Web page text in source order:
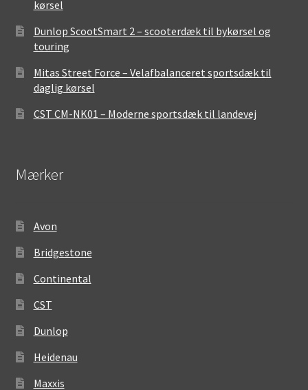
kørsel
Dunlop ScootSmart 2 – scooterdæk til bykørsel og
touring
Mitas Street Force – Velafbalanceret sportsdæk til
daglig kørsel
CST CM-NK01 – Moderne sportsdæk til landevej
Mærker
Avon
Bridgestone
Continental
CST
Dunlop
Heidenau
Maxxis